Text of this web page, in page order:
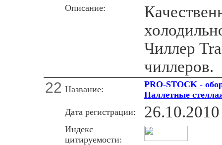
Описание:
Чиллер
чиллеров.
22 Название:
PRO-STOCK -
Паллетные
Дата регистрации:
26.10.2010
Индекс
цитируемости: